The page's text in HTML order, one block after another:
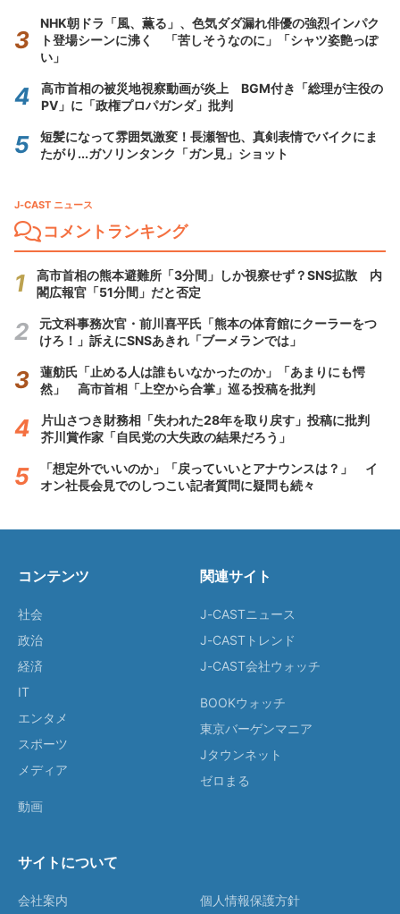
NHK朝ドラ「風、薫る」、色気ダダ漏れ俳優の強烈インパク
ト登場シーンに沸く 「苦しそうなのに」「シャツ姿艶っぽ
い」
高市首相の被災地視察動画が炎上 BGM付き「総理が主役の
PV」に「政権プロパガンダ」批判
短髪になって雰囲気激変！長瀬智也、真剣表情でバイクにま
たがり...ガソリンタンク「ガン見」ショット
J-CAST ニュース
コメントランキング
高市首相の熊本避難所「3分間」しか視察せず？SNS拡散 内
閣広報官「51分間」だと否定
元文科事務次官・前川喜平氏「熊本の体育館にクーラーをつ
けろ！」訴えにSNSあきれ「ブーメランでは」
蓮舫氏「止める人は誰もいなかったのか」「あまりにも愕
然」 高市首相「上空から合掌」巡る投稿を批判
片山さつき財務相「失われた28年を取り戻す」投稿に批判
芥川賞作家「自民党の大失政の結果だろう」
「想定外でいいのか」「戻っていいとアナウンスは？」 イ
オン社長会見でのしつこい記者質問に疑問も続々
コンテンツ
社会
政治
経済
IT
エンタメ
スポーツ
メディア
動画
関連サイト
J-CASTニュース
J-CASTトレンド
J-CAST会社ウォッチ
BOOKウォッチ
東京バーゲンマニア
Jタウンネット
ゼロまる
サイトについて
会社案内 個人情報保護方針